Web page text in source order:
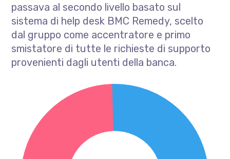
passava al secondo livello basato sul
sistema di help desk BMC Remedy, scelto
dal gruppo come accentratore e primo
smistatore di tutte le richieste di supporto
provenienti dagli utenti della banca.